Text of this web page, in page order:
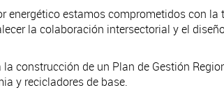
energético estamos comprometidos con
la colaboración intersectorial y el
construcción de un Plan de Gestión
y recicladores de base.